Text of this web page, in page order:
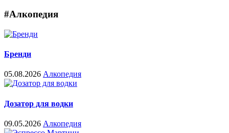
#Алкопедия
Бренди
05.08.2026 Алкопедия
Дозатор для водки
09.05.2026 Алкопедия